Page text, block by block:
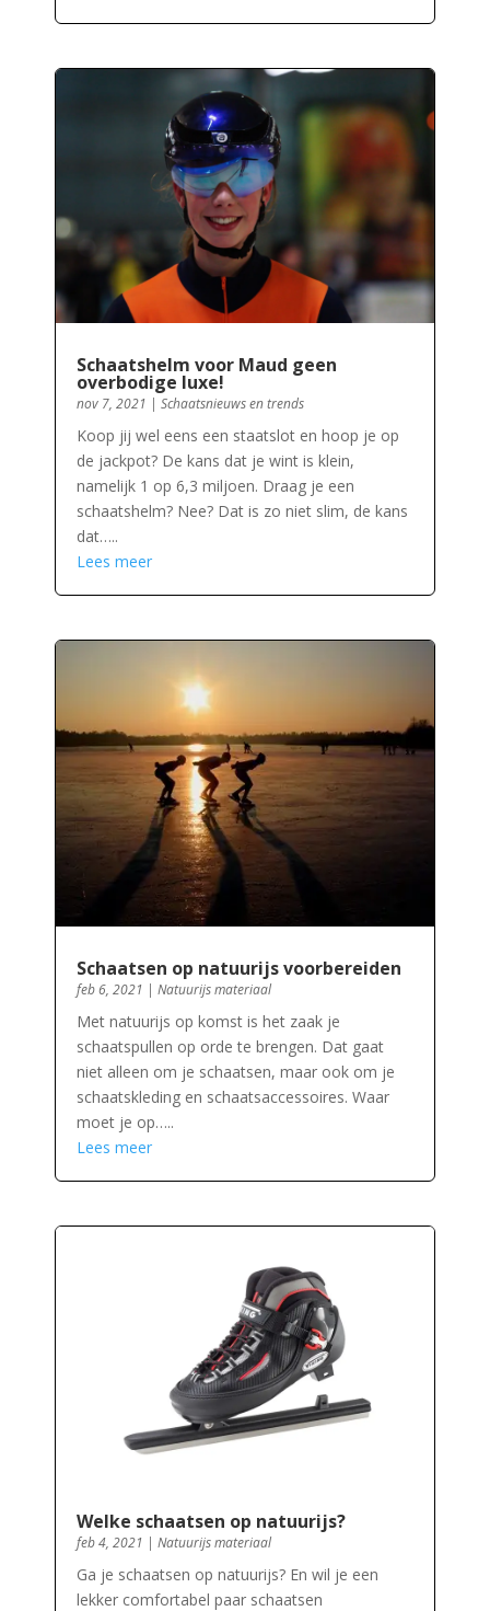
Schaatshelm voor Maud geen
overbodige luxe!
nov 7, 2021 | Schaatsnieuws en trends
Koop jij wel eens een staatslot en hoop je op
de jackpot? De kans dat je wint is klein,
namelijk 1 op 6,3 miljoen. Draag je een
schaatshelm? Nee? Dat is zo niet slim, de kans
dat…..
Lees meer
Schaatsen op natuurijs voorbereiden
feb 6, 2021 | Natuurijs materiaal
Met natuurijs op komst is het zaak je
schaatspullen op orde te brengen. Dat gaat
niet alleen om je schaatsen, maar ook om je
schaatskleding en schaatsaccessoires. Waar
moet je op…..
Lees meer
Welke schaatsen op natuurijs?
feb 4, 2021 | Natuurijs materiaal
Ga je schaatsen op natuurijs? En wil je een
lekker comfortabel paar schaatsen